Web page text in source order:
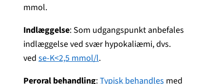
mmol.
Indlæggelse: Som udgangspunkt anbefales
indlæggelse ved svær hypokaliæmi, dvs.
ved se-K<2,5 mmol/l.
Peroral behandling:Typisk behandles med